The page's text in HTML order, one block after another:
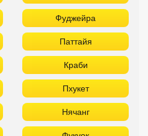
Фуджейра
Паттайя
Краби
Пхукет
Нячанг